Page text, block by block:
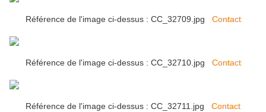
Référence de l'image ci-dessus : CC_32709.jpg Contact
Référence de l'image ci-dessus : CC_32710.jpg Contact
Référence de l'image ci-dessus : CC_32711.jpg Contact